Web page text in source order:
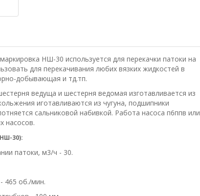
НШ-30 используется для перекачки патоки на
для перекачивания любих вязких жидкостей в
добывающая и тд.тп.
ведуща и шестерня ведомая изготавливается из
иготавливаются из чугуна, подшипники
сальниковой набивкой. Работа насоса п6ппв или
насосов.
30):
патоки, м3/ч - 30.
465 об./мин.